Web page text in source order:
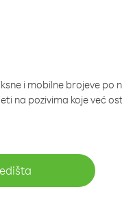
i mobilne brojeve po
na pozivima koje već